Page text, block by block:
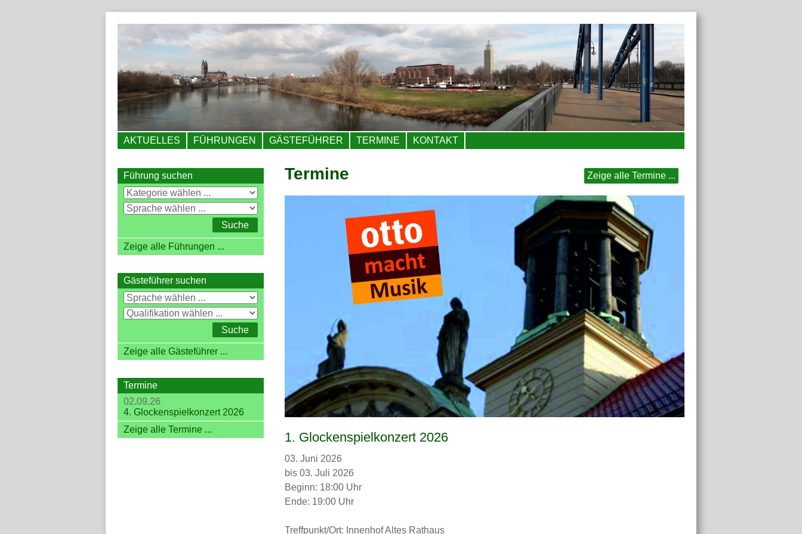
AKTUELLES FÜHRUNGEN GÄSTEFÜHRER TERMINE KONTAKT
Termine Zeige alle Termine ...
1. Glockenspielkonzert 2026
03. Juni 2026
bis 03. Juli 2026
Beginn: 18:00 Uhr
Ende: 19:00 Uhr
Treffpunkt/Ort: Innenhof Altes Rathaus
Führung suchen
Zeige alle Führungen ...
Gästeführer suchen
Zeige alle Gästeführer ...
Termine
02.09.26
4. Glockenspielkonzert 2026
Zeige alle Termine ...